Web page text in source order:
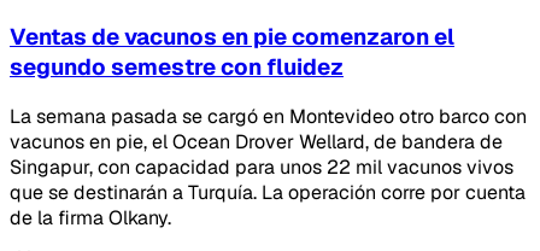
Ventas de vacunos en pie comenzaron el
segundo semestre con fluidez
La semana pasada se cargó en Montevideo otro barco con
vacunos en pie, el Ocean Drover Wellard, de bandera de
Singapur, con capacidad para unos 22 mil vacunos vivos
que se destinarán a Turquía. La operación corre por cuenta
de la firma Olkany.